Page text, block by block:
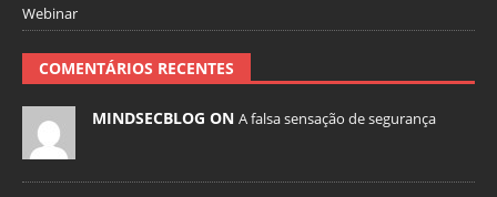
Webinar
COMENTÁRIOS RECENTES
MINDSECBLOG ON A falsa sensação de segurança